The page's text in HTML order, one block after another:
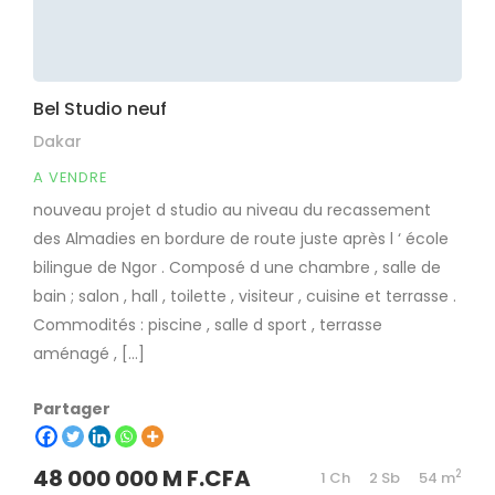
Bel Studio neuf
Dakar
A VENDRE
nouveau projet d studio au niveau du recassement
des Almadies en bordure de route juste après l ‘ école
bilingue de Ngor . Composé d une chambre , salle de
bain ; salon , hall , toilette , visiteur , cuisine et terrasse .
Commodités : piscine , salle d sport , terrasse
aménagé , […]
Partager
48 000 000 M F.CFA 1 Ch 2 Sb 54 m2